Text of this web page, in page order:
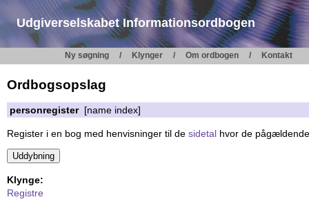
Udgiverselskabet Informationsordbogen
Ny søgning Klynger Om ordbogen Kontakt
Ordbogsopslag
personregister[name index]
Register i en bog med henvisninger til de sidetal hvor de
Klynge:
Registre